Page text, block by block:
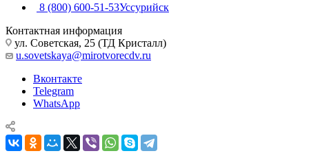
8 (800) 600-51-53Уссурийск
Контактная информация
ул. Советская, 25 (ТД Кристалл)
u.sovetskaya@mirotvorecdv.ru
Вконтакте
Telegram
WhatsApp